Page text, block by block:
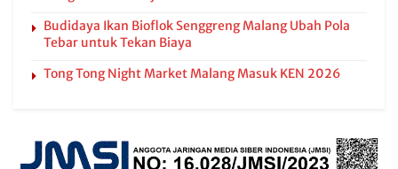
Budidaya Ikan Bioflok Senggreng Malang Ubah Pola
Tebar untuk Tekan Biaya
Tong Tong Night Market Malang Masuk KEN 2026